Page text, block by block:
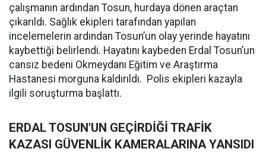
çalışmanın ardından Tosun, hurdaya dönen araçtan
çıkarıldı. Sağlık ekipleri tarafından yapılan
incelemelerin ardından Tosun’un olay yerinde hayatını
kaybettiği belirlendi. Hayatını kaybeden Erdal Tosun’un
cansız bedeni Okmeydanı Eğitim ve Araştırma
Hastanesi morguna kaldırıldı. Polis ekipleri kazayla
ilgili soruşturma başlattı.
ERDAL TOSUN'UN GEÇİRDİĞİ TRAFİK
KAZASI GÜVENLİK KAMERALARINA YANSIDI